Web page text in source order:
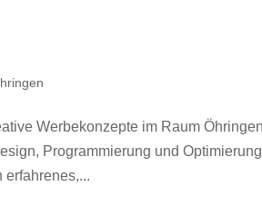
Werbekonzepte im Raum
Programmierung und